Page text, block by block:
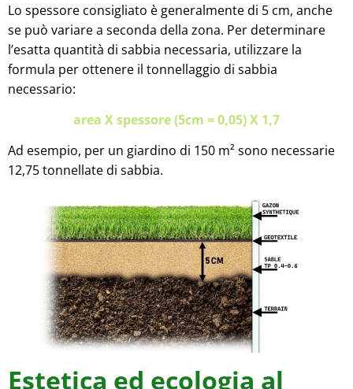
Lo spessore consigliato è generalmente di 5 cm, anche
se può variare a seconda della zona. Per determinare
l’esatta quantità di sabbia necessaria, utilizzare la
formula per ottenere il tonnellaggio di sabbia
necessario:
area X spessore (5cm = 0,05) X 1,7
Ad esempio, per un giardino di 150 m² sono necessarie
12,75 tonnellate di sabbia.
Estetica ed ecologia al